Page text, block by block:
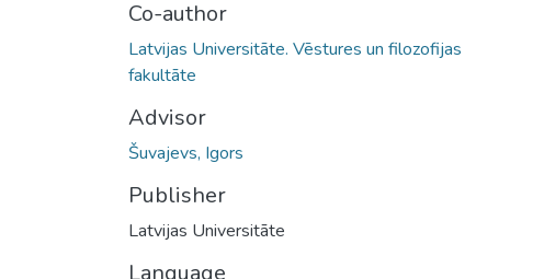
Co-author
Latvijas Universitāte. Vēstures un filozofijas
fakultāte
Advisor
Šuvajevs, Igors
Publisher
Latvijas Universitāte
Language